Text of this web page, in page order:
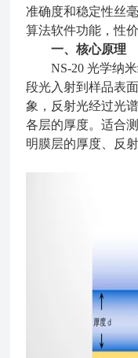
准确度和稳定性丝
算法软件功能，性价
一、核心原理
NS-20 光学纳
段光入射到样品表
象，反射光经过光
各层的厚度。适合
明膜层的厚度、反